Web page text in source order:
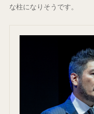
な柱になりそうです。